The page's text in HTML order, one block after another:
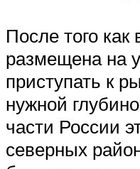
После того
размещена на
приступать к
нужной
части России
северных